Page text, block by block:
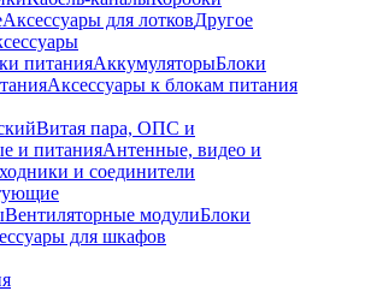
Аксессуары для лотковДругое
питанияАккумуляторыБлоки
Аксессуары к блокам питания
Витая пара, ОПС и
и питанияАнтенные, видео и
и соединители
Вентиляторные модулиБлоки
для шкафов